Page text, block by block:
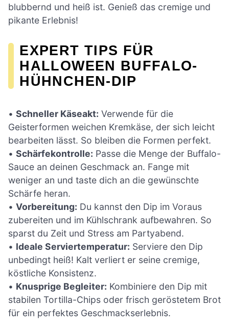
blubbernd und heiß ist. Genieß das cremige und
pikante Erlebnis!
EXPERT TIPS FÜR
HALLOWEEN BUFFALO-
HÜHNCHEN-DIP
• Schneller Käseakt: Verwende für die
Geisterformen weichen Kremkäse, der sich leicht
bearbeiten lässt. So bleiben die Formen perfekt.
• Schärfekontrolle: Passe die Menge der Buffalo-
Sauce an deinen Geschmack an. Fange mit
weniger an und taste dich an die gewünschte
Schärfe heran.
• Vorbereitung: Du kannst den Dip im Voraus
zubereiten und im Kühlschrank aufbewahren. So
sparst du Zeit und Stress am Partyabend.
• Ideale Serviertemperatur: Serviere den Dip
unbedingt heiß! Kalt verliert er seine cremige,
köstliche Konsistenz.
• Knusprige Begleiter: Kombiniere den Dip mit
stabilen Tortilla-Chips oder frisch geröstetem Brot
für ein perfektes Geschmackserlebnis.